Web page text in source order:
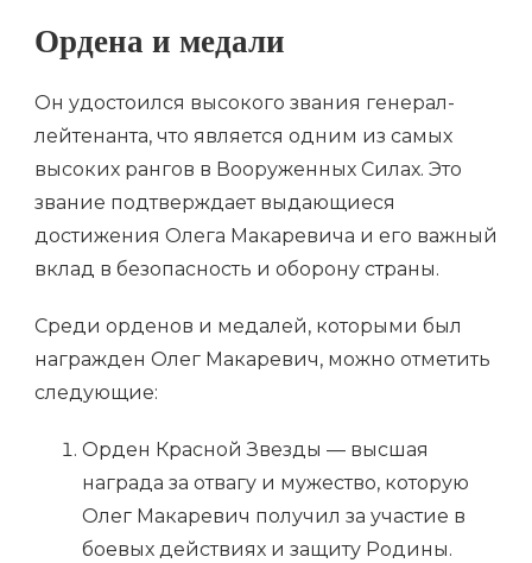
Ордена и медали
Он удостоился высокого звания генерал-
лейтенанта, что является одним из самых
высоких рангов в Вооруженных Силах. Это
звание подтверждает выдающиеся
достижения Олега Макаревича и его важный
вклад в безопасность и оборону страны.
Среди орденов и медалей, которыми был
награжден Олег Макаревич, можно отметить
следующие:
Орден Красной Звезды — высшая
награда за отвагу и мужество, которую
Олег Макаревич получил за участие в
боевых действиях и защиту Родины.